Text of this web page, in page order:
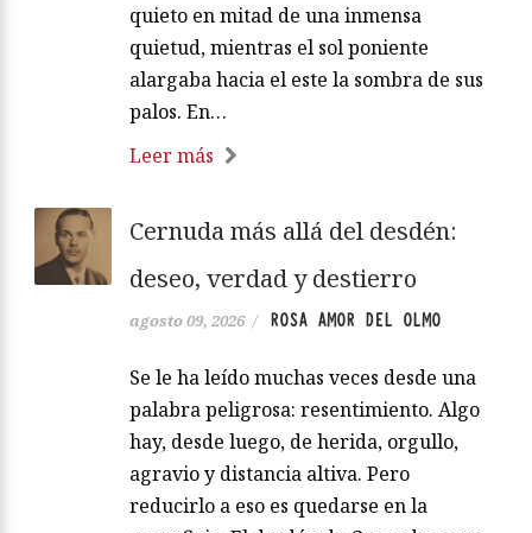
quieto en mitad de una inmensa
quietud, mientras el sol poniente
alargaba hacia el este la sombra de sus
palos. En…
Leer más
Cernuda más allá del desdén:
deseo, verdad y destierro
agosto 09, 2026 / ROSA AMOR DEL OLMO
Se le ha leído muchas veces desde una
palabra peligrosa: resentimiento. Algo
hay, desde luego, de herida, orgullo,
agravio y distancia altiva. Pero
reducirlo a eso es quedarse en la